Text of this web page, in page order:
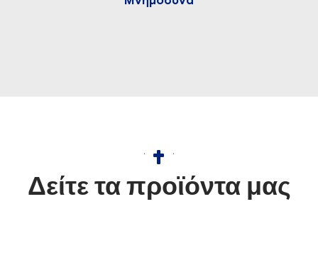
Δείτε τα προϊόντα μας